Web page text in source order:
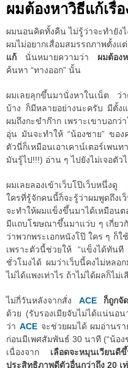
ผมต้องหาวิธีแก้เรื่
ผมนอนคิดทั้งคืน ไม่รู้ว่าจะทำยัง
ผมไม่อยากเสื่อมสมรรถภาพตั้งแ
แก้ นั่นหมายความว่า ผมต้อง
ค้นหา “ทางออก” นั้น
ผมเลยลุกขึ้นมานั่งหาในเน็ต ว่
บ้าง ก็มีหลายอย่างนะครับ มีตั้ง
ผมถึงกะขำก๊าก เพราะเขาบอก
อุ่น มันจะทำให้ “น้องชาย” ขอ
ตัวนี่ก็เหมือนเอาเคาน์เตอร์เพน
มันรู้ไป!!!) อ่าน ๆ ไปยังไม่เจอตั
ผมเลยลองเข้าเว็บโป๊เว็บหนึ่ง
ใครที่รู้จักคนนี้ก็จะรู้ว่าผมพูดถึง
จะทำให้ผมแข็งขึ้นมาได้เหมือน
มีแถบโฆษณาขึ้นมาแว่บ ๆ เกี่ยว
ว่าพวกพระเอกหนังโป๊ ใคร ๆ ก็
เพราะตัวนี้ช่วยให้ “แข็งได้ทัน
ชั่วโมงได้ ผมว่าเว็บนี้คงไม่หลอ
ไม่ได้แพงเท่าไร ถ้าไม่ได้ผลก็ไม่เ
ไม่กี่วันหลังจากสั่ง ACE ก็ถูกจั
ด้วย (รับรองเมียจับไม่ได้แน่นอ
ว่า ACEจะช่วยผมได้ ผมอ่านรา
ก่อนมีเพศสัมพันธ์ 30 นาที (“น้อ
เนื่องจาก เลือดจะหมุนเวียน
ประสิทธิภาพดีตัวอื่นกว่าถึง 20 เ